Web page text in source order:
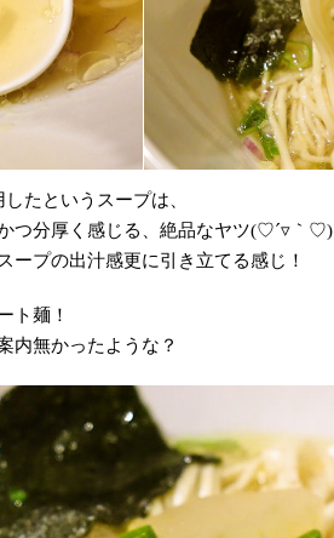
たというスープは、
つ分厚く感じる、絶品なヤツ(♡´▿｀♡)
ープの出汁感更に引き立てる感じ！
ト麺！
内無かったような？